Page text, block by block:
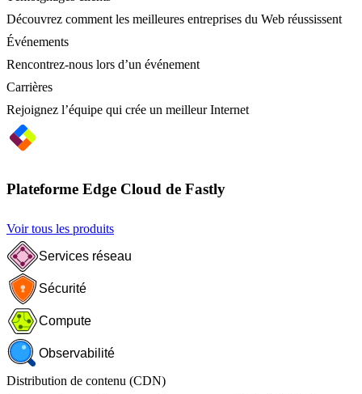
Découvrez comment les meilleures entreprises du Web réussissent
Événements
Rencontrez-nous lors d’un événement
Carrières
Rejoignez l’équipe qui crée un meilleur Internet
Plateforme Edge Cloud de Fastly
Voir tous les produits
Services réseau
Sécurité
Compute
Observabilité
Distribution de contenu (CDN)